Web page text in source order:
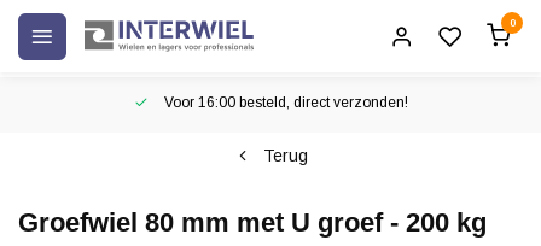
0
Voor 16:00 besteld, direct verzonden!
Terug
Groefwiel 80 mm met U groef - 200 kg